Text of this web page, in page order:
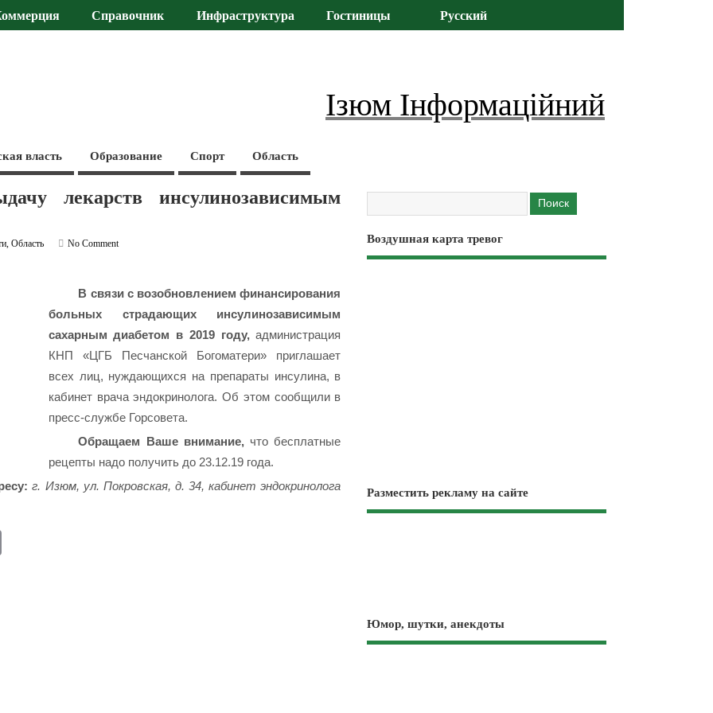
Справочник Инфраструктура Гостиницы Русский
Ізюм Інформаційний
власть Образование Спорт Область
лекарств инсулинозависимым
,Область
No Comment
В связи с возобновлением финансирования
больных страдающих инсулинозависимым
сахарным диабетом в 2019 году,администрация
КНП «ЦГБ Песчанской Богоматери» приглашает
всех лиц, нуждающихся на препараты инсулина, в
кабинет врача эндокринолога. Об этом сообщили в
пресс-службе Горсовета.
Обращаем Ваше внимание,что бесплатные
рецепты надо получить до 23.12.19 года.
г. Изюм, ул. Покровская, д. 34, кабинет эндокринолога
Воздушная карта тревог
Разместить рекламу на сайте
Юмор, шутки, анекдоты